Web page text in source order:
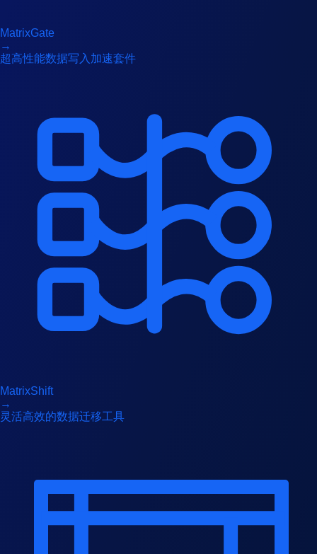
MatrixGate
→
超高性能数据写入加速套件
MatrixShift
→
灵活高效的数据迁移工具